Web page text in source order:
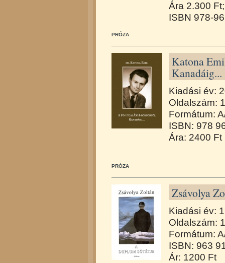
Ára 2.300 Ft;
ISBN 978-
PRÓZA
Katona
Kanadáig...
Kiadási év:
Oldalszám:
Formátum:
ISBN: 978
Ára: 2400 Ft
PRÓZA
Zsávolya
Kiadási év:
Oldalszám:
Formátum:
ISBN: 963
Ár: 1200 Ft